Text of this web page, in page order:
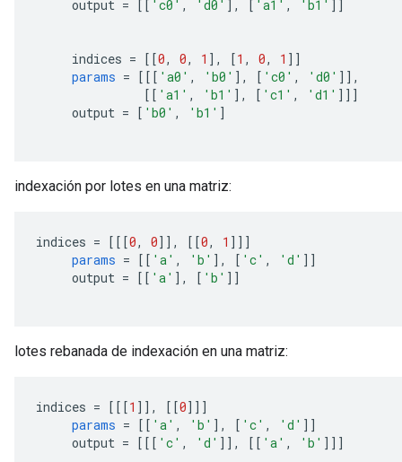
output = [[ 'c0' , 'd0' ], [ 'a1' , 'b1' ]]
indices = [[0, 0, 1 ], [1 , 0, 1 ]]
params = [[[ 'a0' , 'b0' ], [ 'c0' , 'd0' ]],
[[ 'a1' , 'b1' ], [ 'c1' , 'd1' ]]]
output = [ 'b0' , 'b1' ]
indexación por lotes en una matriz:
indices = [[[0, 0]], [[0, 1 ]]]
params = [[ 'a' , 'b' ], [ 'c' , 'd' ]]
output = [[ 'a' ], [ 'b' ]]
lotes rebanada de indexación en una matriz:
indices = [[[1 ]], [[0]]]
params = [[ 'a' , 'b' ], [ 'c' , 'd' ]]
output = [[[ 'c' , 'd' ]], [[ 'a' , 'b' ]]]